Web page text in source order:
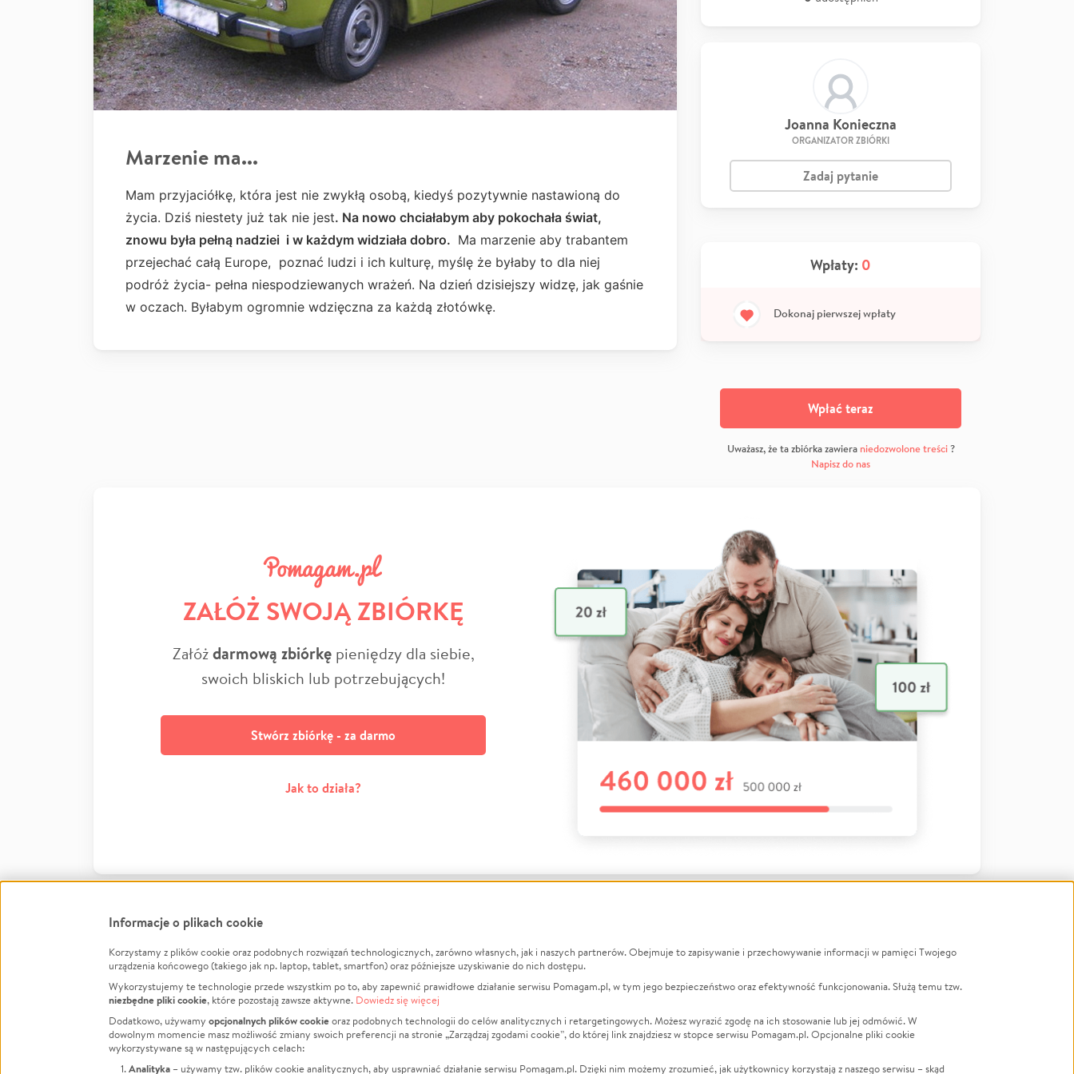
Marzenie ma...
Mam przyjaciółkę, która jest nie zwykłą osobą, kiedyś pozytywnie nastawioną do
życia. Dziś niestety już tak nie jest. Na nowo chciałabym aby pokochała świat,
znowu była pełną nadziei i w każdym widziała dobro. Ma marzenie aby trabantem
przejechać całą Europe, poznać ludzi i ich kulturę, myślę że byłaby to dla niej
podróż życia- pełna niespodziewanych wrażeń. Na dzień dzisiejszy widzę, jak gaśnie
w oczach. Byłabym ogromnie wdzięczna za każdą złotówkę.
Joanna Konieczna
ORGANIZATOR ZBIÓRKI
Zadaj pytanie
Wpłaty: 0
Dokonaj pierwszej wpłaty
Wpłać teraz
Uważasz, że ta zbiórka zawiera niedozwolone treści?
Napisz do nas
ZAŁÓŻ SWOJĄ ZBIÓRKĘ
Załóżdarmową zbiórkępieniędzy dla siebie,
swoich bliskich lub potrzebujących!
Stwórz zbiórkę - za darmo
Jak to działa?
FacebookTwitter Instagram
LinkedInTikTok Youtube
Informacje
Jak to działa?
Regulamin
Polityka Prywatności
O nas
Opinie
Raporty
Za darmo
Zbieraj na
Leczenie
Zwierzęta
Pożar
LGBTQ+
Powódź
Wichura
Informacje o plikach cookie
Korzystamy z plików cookie oraz podobnych rozwiązań technologicznych, zarówno własnych, jak i naszych partnerów. Obejmuje to zapisywanie i przechowywanie informacji w pamięci Twojego
urządzenia końcowego (takiego jak np. laptop, tablet, smartfon) oraz późniejsze uzyskiwanie do nich dostępu.
Wykorzystujemy te technologie przede wszystkim po to, aby zapewnić prawidłowe działanie serwisu Pomagam.pl, w tym jego bezpieczeństwo oraz efektywność funkcjonowania. Służą temu tzw.
niezbędne pliki cookie, które pozostają zawsze aktywne. Dowiedz się więcej
Dodatkowo, używamy opcjonalnych plików cookieoraz podobnych technologii do celów analitycznych i retargetingowych. Możesz wyrazić zgodę na ich stosowanie lub jej odmówić. W
dowolnym momencie masz możliwość zmiany swoich preferencji na stronie „Zarządzaj zgodami cookie”, do której link znajdziesz w stopce serwisu Pomagam.pl. Opcjonalne pliki cookie
wykorzystywane są w następujących celach:
Analityka – używamy tzw. plików cookie analitycznych, aby usprawniać działanie serwisu Pomagam.pl. Dzięki nim możemy zrozumieć, jak użytkownicy korzystają z naszego serwisu – skąd